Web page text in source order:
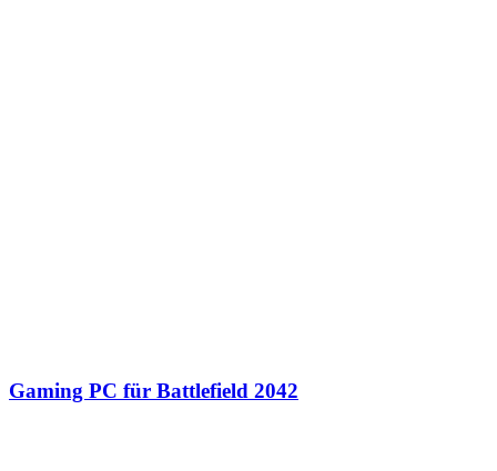
Gaming PC für Battlefield 2042